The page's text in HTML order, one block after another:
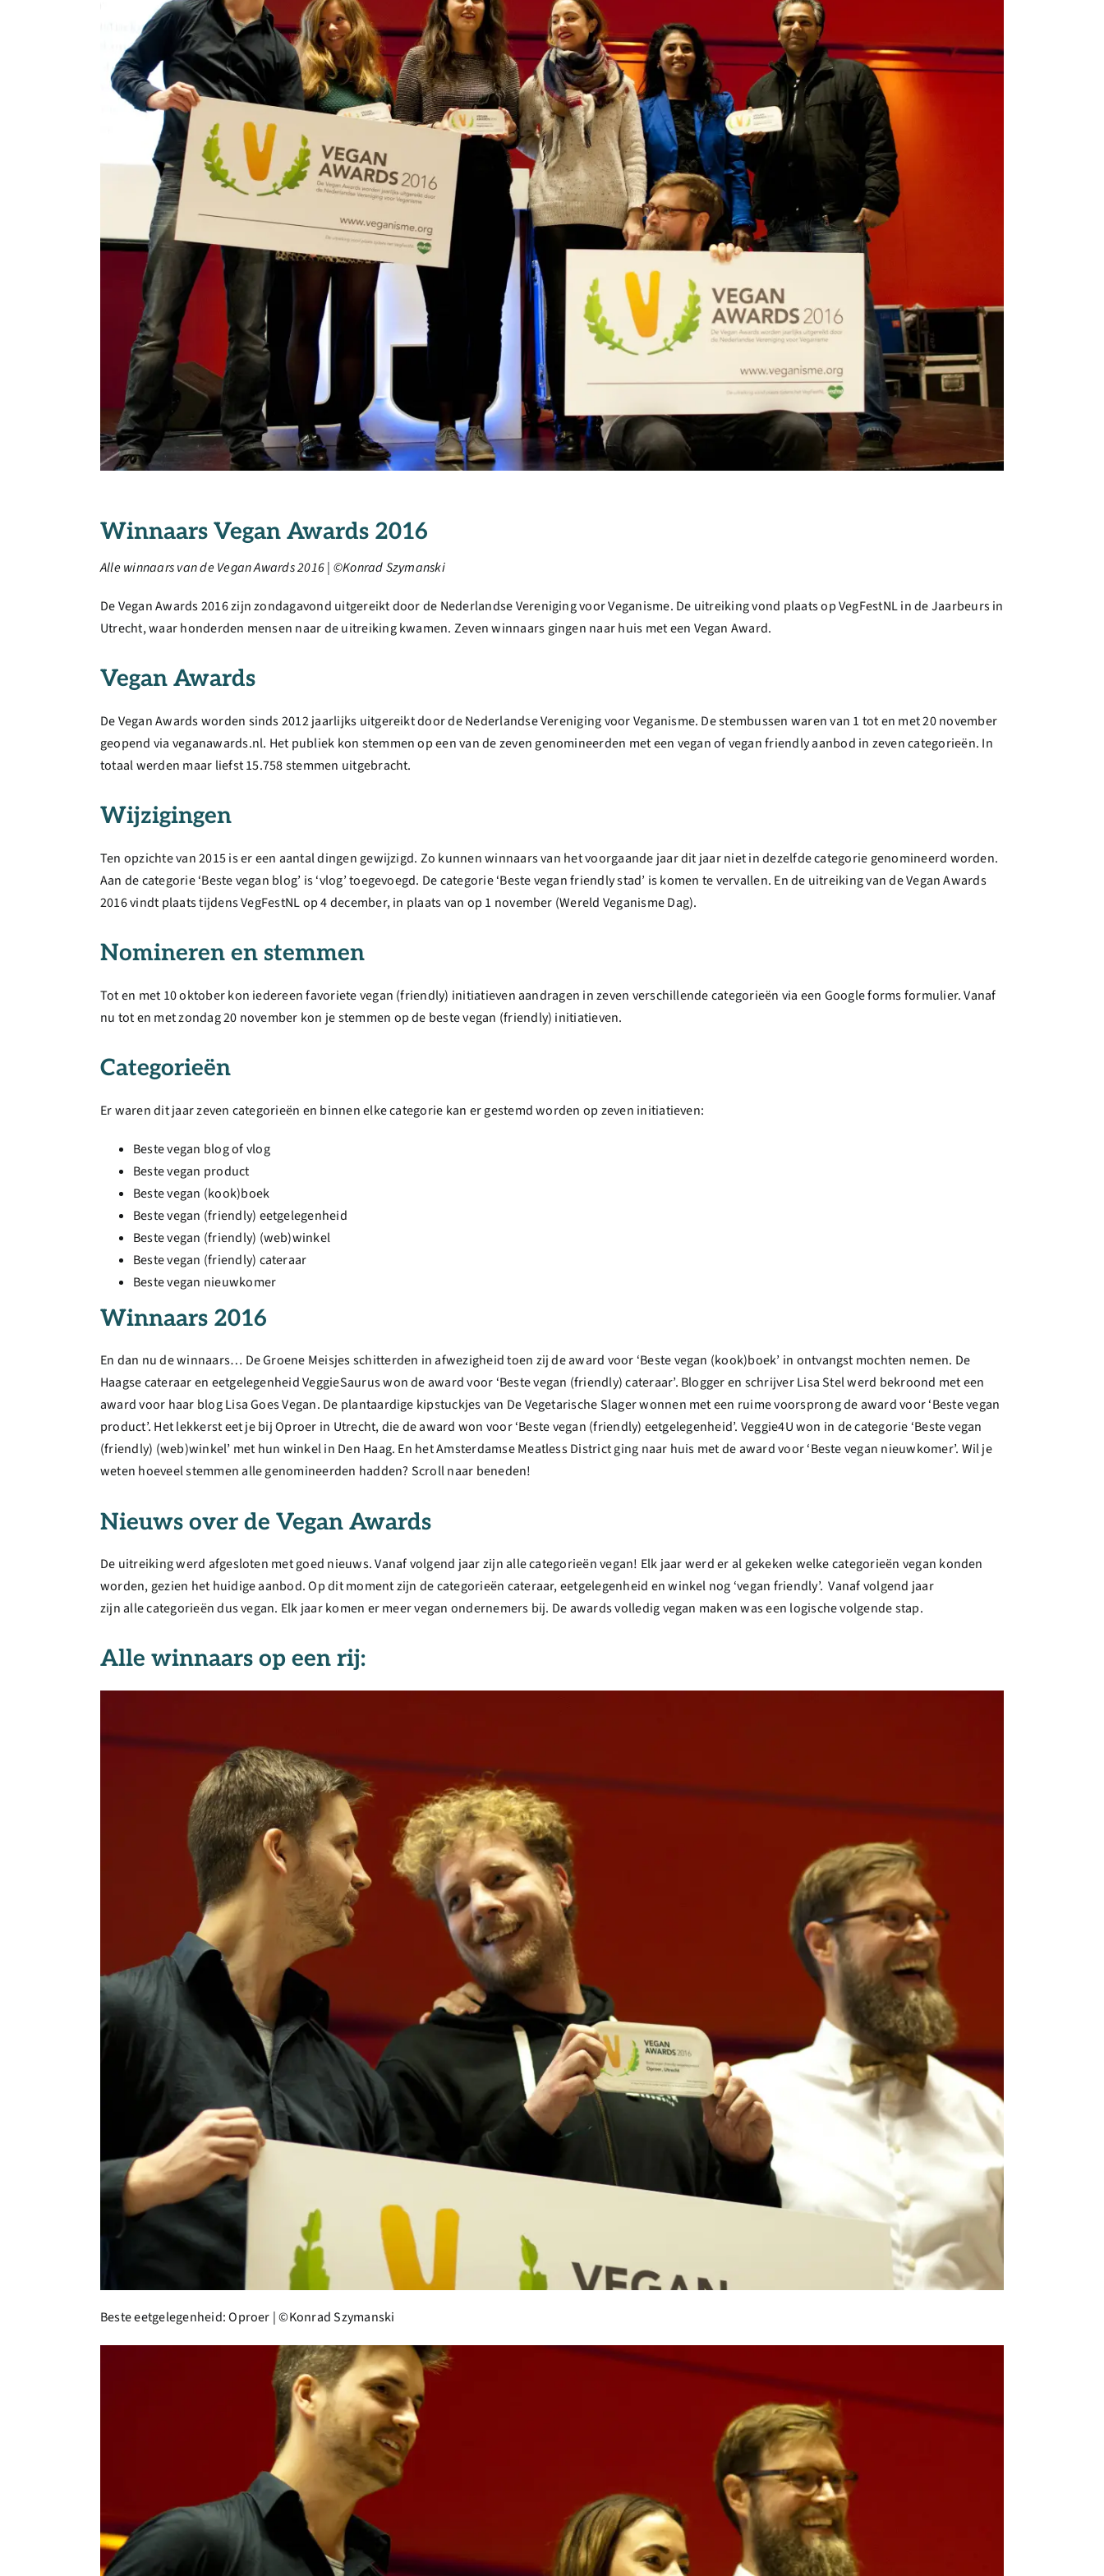
Winnaars Vegan Awards 2016
Alle winnaars van de Vegan Awards 2016 | ©Konrad Szymanski
De Vegan Awards 2016 zijn zondagavond uitgereikt door de Nederlandse Vereniging voor Veganisme. De uitreiking vond plaats op VegFestNL in de Jaarbeurs in
Utrecht, waar honderden mensen naar de uitreiking kwamen. Zeven winnaars gingen naar huis met een Vegan Award.
Vegan Awards
De Vegan Awards worden sinds 2012 jaarlijks uitgereikt door de Nederlandse Vereniging voor Veganisme. De stembussen waren van 1 tot en met 20 november
geopend via veganawards.nl. Het publiek kon stemmen op een van de zeven genomineerden met een vegan of vegan friendly aanbod in zeven categorieën. In
totaal werden maar liefst 15.758 stemmen uitgebracht.
Wijzigingen
Ten opzichte van 2015 is er een aantal dingen gewijzigd. Zo kunnen winnaars van het voorgaande jaar dit jaar niet in dezelfde categorie genomineerd worden.
Aan de categorie ‘Beste vegan blog’ is ‘vlog’ toegevoegd. De categorie ‘Beste vegan friendly stad’ is komen te vervallen. En de uitreiking van de Vegan Awards
2016 vindt plaats tijdens VegFestNL op 4 december, in plaats van op 1 november (Wereld Veganisme Dag).
Nomineren en stemmen
Tot en met 10 oktober kon iedereen favoriete vegan (friendly) initiatieven aandragen in zeven verschillende categorieën via een Google forms formulier. Vanaf
nu tot en met zondag 20 november kon je stemmen op de beste vegan (friendly) initiatieven.
Categorieën
Er waren dit jaar zeven categorieën en binnen elke categorie kan er gestemd worden op zeven initiatieven:
Beste vegan blog of vlog
Beste vegan product
Beste vegan (kook)boek
Beste vegan (friendly) eetgelegenheid
Beste vegan (friendly) (web)winkel
Beste vegan (friendly) cateraar
Beste vegan nieuwkomer
Winnaars 2016
En dan nu de winnaars… De Groene Meisjes schitterden in afwezigheid toen zij de award voor ‘Beste vegan (kook)boek’ in ontvangst mochten nemen. De
Haagse cateraar en eetgelegenheid VeggieSaurus won de award voor ‘Beste vegan (friendly) cateraar’. Blogger en schrijver Lisa Stel werd bekroond met een
award voor haar blog Lisa Goes Vegan. De plantaardige kipstuckjes van De Vegetarische Slager wonnen met een ruime voorsprong de award voor ‘Beste vegan
product’. Het lekkerst eet je bij Oproer in Utrecht, die de award won voor ‘Beste vegan (friendly) eetgelegenheid’. Veggie4U won in de categorie ‘Beste vegan
(friendly) (web)winkel’ met hun winkel in Den Haag. En het Amsterdamse Meatless District ging naar huis met de award voor ‘Beste vegan nieuwkomer’. Wil je
weten hoeveel stemmen alle genomineerden hadden? Scroll naar beneden!
Nieuws over de Vegan Awards
De uitreiking werd afgesloten met goed nieuws. Vanaf volgend jaar zijn alle categorieën vegan! Elk jaar werd er al gekeken welke categorieën vegan konden
worden, gezien het huidige aanbod. Op dit moment zijn de categorieën cateraar, eetgelegenheid en winkel nog ‘vegan friendly’. Vanaf volgend jaar
zijn alle categorieën dus vegan. Elk jaar komen er meer vegan ondernemers bij. De awards volledig vegan maken was een logische volgende stap.
Alle winnaars op een rij:
Beste eetgelegenheid: Oproer | ©Konrad Szymanski